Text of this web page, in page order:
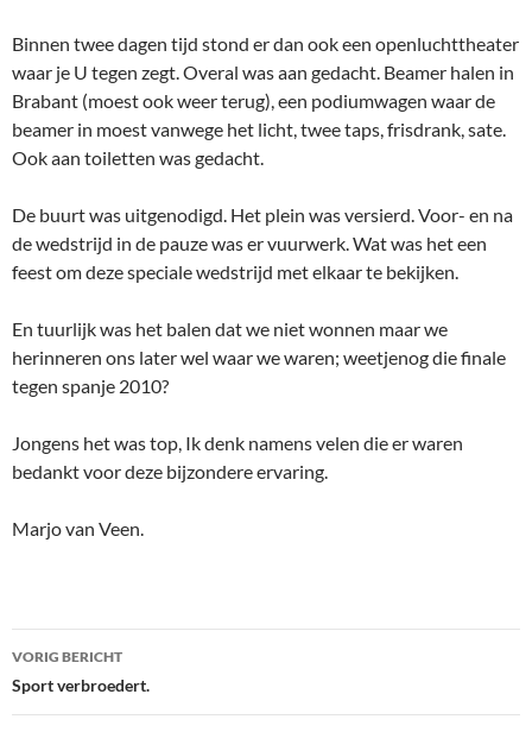
Binnen twee dagen tijd stond er dan ook een openluchttheater
waar je U tegen zegt. Overal was aan gedacht. Beamer halen in
Brabant (moest ook weer terug), een podiumwagen waar de
beamer in moest vanwege het licht, twee taps, frisdrank, sate.
Ook aan toiletten was gedacht.
De buurt was uitgenodigd. Het plein was versierd. Voor- en na
de wedstrijd in de pauze was er vuurwerk. Wat was het een
feest om deze speciale wedstrijd met elkaar te bekijken.
En tuurlijk was het balen dat we niet wonnen maar we
herinneren ons later wel waar we waren; weetjenog die finale
tegen spanje 2010?
Jongens het was top, Ik denk namens velen die er waren
bedankt voor deze bijzondere ervaring.
Marjo van Veen.
Bericht
navigatie
VORIG BERICHT
Sport verbroedert.